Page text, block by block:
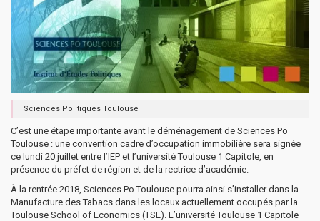
Sciences Politiques Toulouse
C’est une étape importante avant le déménagement de Sciences Po
Toulouse : une convention cadre d’occupation immobilière sera signée
ce lundi 20 juillet entre l’IEP et l’université Toulouse 1 Capitole, en
présence du préfet de région et de la rectrice d’académie.
À la rentrée 2018, Sciences Po Toulouse pourra ainsi s’installer dans la
Manufacture des Tabacs dans les locaux actuellement occupés par la
Toulouse School of Economics (TSE). L’université Toulouse 1 Capitole